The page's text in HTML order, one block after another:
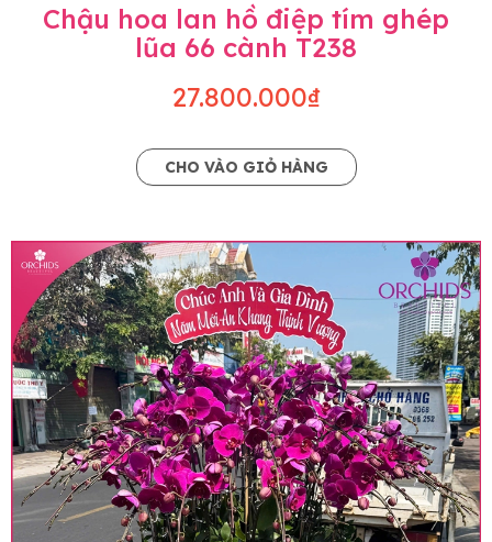
Chậu hoa lan hồ điệp tím ghép
lũa 66 cành T238
27.800.000₫
CHO VÀO GIỎ HÀNG